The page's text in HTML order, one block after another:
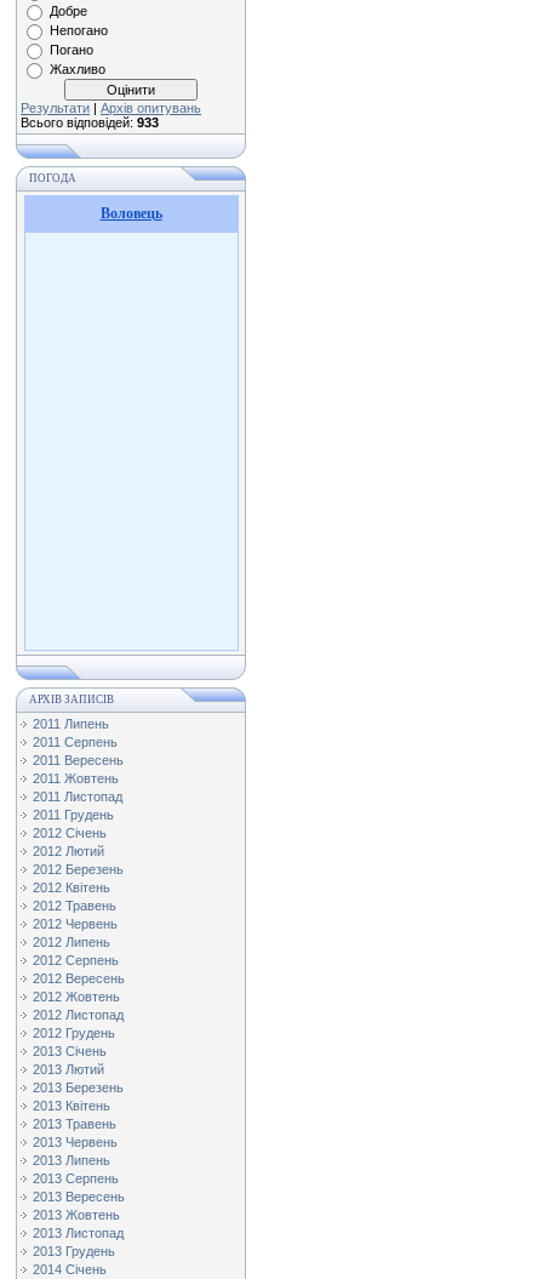
Добре
Непогано
Погано
Жахливо
Результати | Архів опитувань
Всього відповідей: 933
ПОГОДА
Воловець
АРХІВ ЗАПИСІВ
2011 Липень
2011 Серпень
2011 Вересень
2011 Жовтень
2011 Листопад
2011 Грудень
2012 Січень
2012 Лютий
2012 Березень
2012 Квітень
2012 Травень
2012 Червень
2012 Липень
2012 Серпень
2012 Вересень
2012 Жовтень
2012 Листопад
2012 Грудень
2013 Січень
2013 Лютий
2013 Березень
2013 Квітень
2013 Травень
2013 Червень
2013 Липень
2013 Серпень
2013 Вересень
2013 Жовтень
2013 Листопад
2013 Грудень
2014 Січень